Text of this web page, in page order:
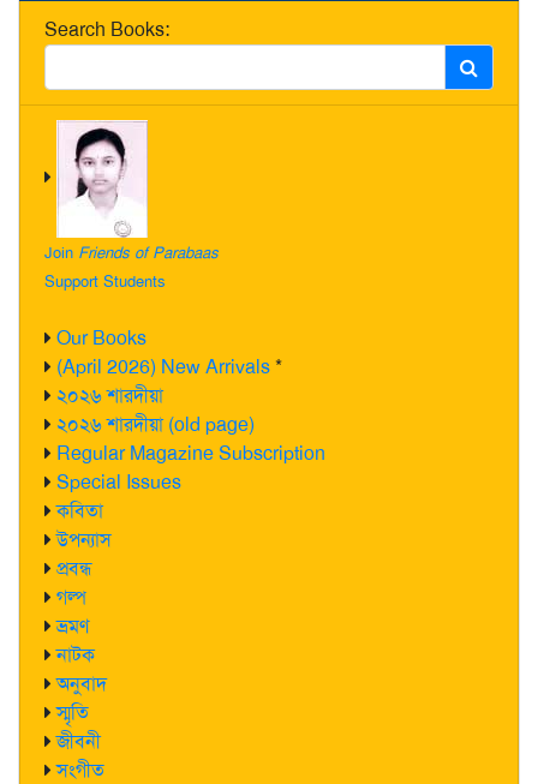
Search Books:
Join Friends of Parabaas
Support Students
Our Books
(April 2026) New Arrivals*
২০২৬ শারদীয়া
২০২৬ শারদীয়া (old page)
Regular Magazine Subscription
Special Issues
কবিতা
উপন্যাস
প্রবন্ধ
গল্প
ভ্রমণ
নাটক
অনুবাদ
স্মৃতি
জীবনী
সংগীত